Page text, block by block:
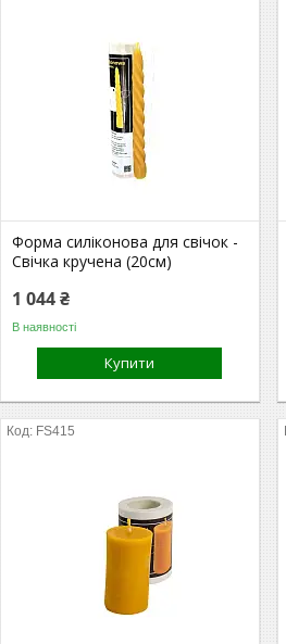
Форма силіконова для свічок -
Свічка кручена (20см)
1 044 ₴
В наявності
Купити
FS415